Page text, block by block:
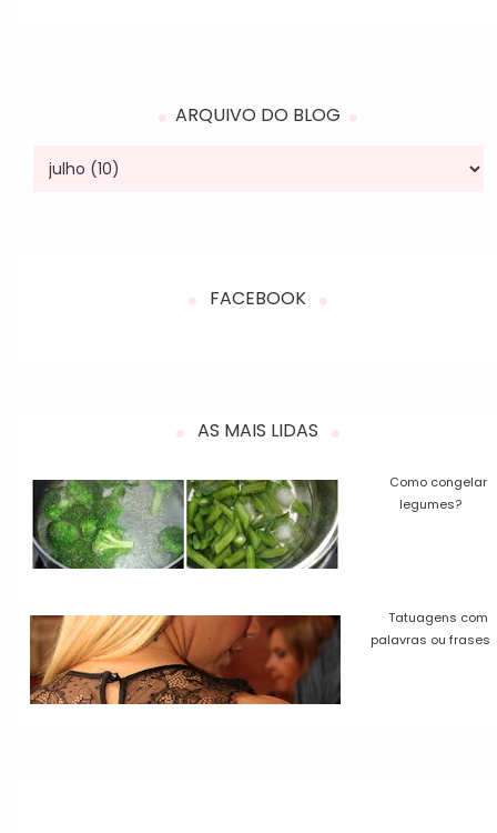
ARQUIVO DO BLOG
FACEBOOK
AS MAIS LIDAS
Como congelar
legumes?
Tatuagens com
palavras ou frases